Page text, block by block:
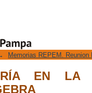
EN LA
Memorias REPEM.
EN LA